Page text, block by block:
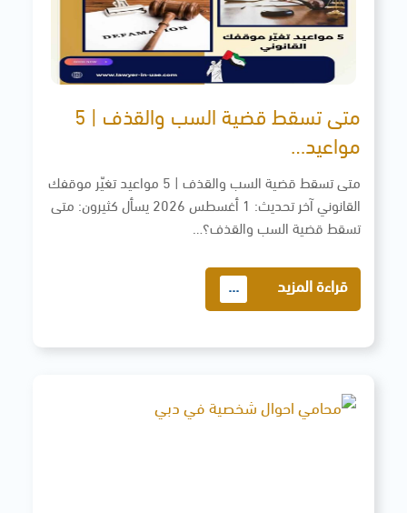
متى تسقط قضية السب والقذف | 5
مواعيد…
متى تسقط قضية السب والقذف | 5 مواعيد تغيّر موقفك
القانوني آخر تحديث: 1 أغسطس 2026 يسأل كثيرون: متى
تسقط قضية السب والقذف؟…
قراءة المزيد ...